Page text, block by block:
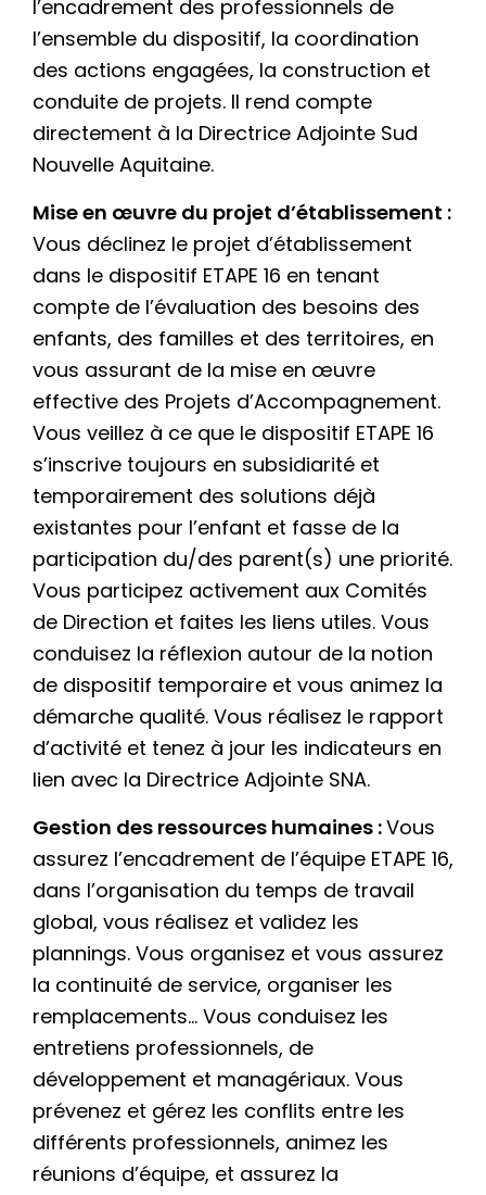
l’encadrement des professionnels de
l’ensemble du dispositif, la coordination
des actions engagées, la construction et
conduite de projets. Il rend compte
directement à la Directrice Adjointe Sud
Nouvelle Aquitaine.
Mise en œuvre du projet d’établissement :
Vous déclinez le projet d’établissement
dans le dispositif ETAPE 16 en tenant
compte de l’évaluation des besoins des
enfants, des familles et des territoires, en
vous assurant de la mise en œuvre
effective des Projets d’Accompagnement.
Vous veillez à ce que le dispositif ETAPE 16
s’inscrive toujours en subsidiarité et
temporairement des solutions déjà
existantes pour l’enfant et fasse de la
participation du/des parent(s) une priorité.
Vous participez activement aux Comités
de Direction et faites les liens utiles. Vous
conduisez la réflexion autour de la notion
de dispositif temporaire et vous animez la
démarche qualité. Vous réalisez le rapport
d’activité et tenez à jour les indicateurs en
lien avec la Directrice Adjointe SNA.
Gestion des ressources humaines :Vous
assurez l’encadrement de l’équipe ETAPE 16,
dans l’organisation du temps de travail
global, vous réalisez et validez les
plannings. Vous organisez et vous assurez
la continuité de service, organiser les
remplacements… Vous conduisez les
entretiens professionnels, de
développement et managériaux. Vous
prévenez et gérez les conflits entre les
différents professionnels, animez les
réunions d’équipe, et assurez la